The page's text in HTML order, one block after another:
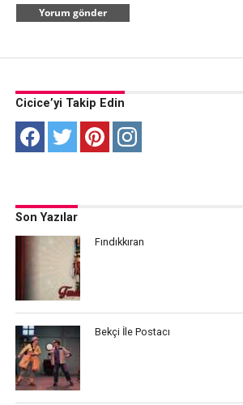
Cicice’yi Takip Edin
Son Yazılar
Fındıkkıran
Bekçi İle Postacı